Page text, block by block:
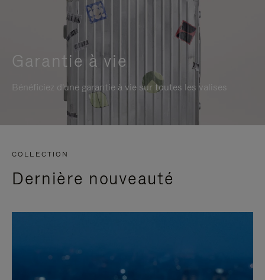
Garantie à vie
Bénéficiez d'une garantie à vie sur toutes les valises
COLLECTION
Dernière nouveauté